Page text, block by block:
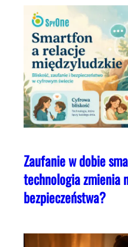
Zaufanie w dobie
technologia zmienia
bezpieczeństwa?